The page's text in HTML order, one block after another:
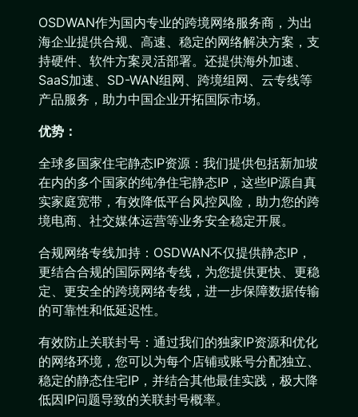
OSDWAN作为国内专业的跨境网络服务商，为出
海企业提供合规、高速、稳定的网络解决方案，支
持硬件、软件方案灵活部署。还提供海外加速、
SaaS加速、SD-WAN组网、跨境组网、云专线等
产品服务，助力中国企业开拓国际市场。
优势：
全球多国家住宅静态IP资源：我们提供包括新加坡
在内的多个国家的纯净住宅静态IP，这些IP源自真
实家庭宽带，有效降低平台风控风险，助力您的跨
境电商、社交媒体运营等业务安全稳定开展。
合规网络专线加持：OSDWAN不仅提供静态IP，
更结合合规的国际网络专线，为您提供更快、更稳
定、更安全的跨境网络专线，进一步保障数据传输
的可靠性和低延迟性。
有效防止关联封号：通过我们的独家IP资源和优化
的网络环境，您可以为每个店铺或账号分配独立、
稳定的静态住宅IP，并结合其他最佳实践，极大降
低因IP问题导致的关联封号概率。